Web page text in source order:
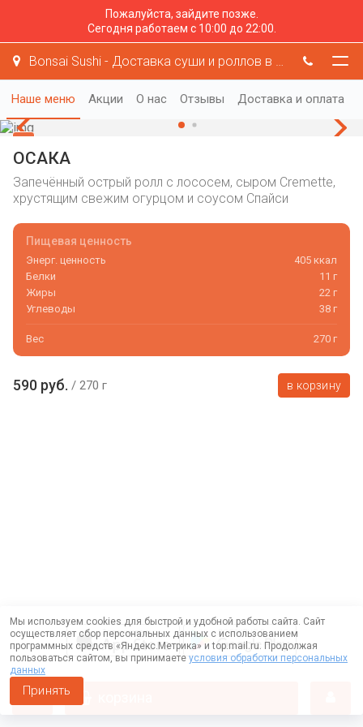
Пожалуйста, зайдите позже.
Сегодня работаем с 10:00 до 22:00.
Bonsai Sushi - Доставка суши и роллов в Раменском
Наше меню Акции О нас Отзывы Доставка и оплата
ОСАКА
Запечённый острый ролл с лососем, сыром Cremette,
хрустящим свежим огурцом и соусом Спайси
Пищевая ценность
Энерг. ценность
405 ккал
Белки
11 г
Жиры
22 г
Углеводы
38 г
Вес 270 г
590 руб. 270 г в корзину
Мы используем cookies для быстрой и удобной работы сайта. Сайт
осуществляет сбор персональных данных с использованием
программных средств «Яндекс.Метрика» и top.mail.ru. Продолжая
пользоваться сайтом, вы принимаете условия обработки персональных
данных
Принять